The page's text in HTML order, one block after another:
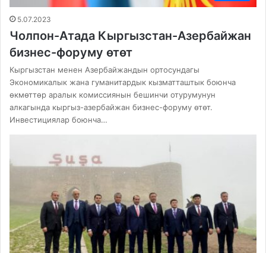
5.07.2023
Чолпон-Атада Кыргызстан-Азербайжан
бизнес-форуму өтөт
Кыргызстан менен Азербайжандын ортосундагы
Экономикалык жана гуманитардык кызматташтык боюнча
өкмөттөр аралык комиссиянын бешинчи отурумунун
алкагында кыргыз-азербайжан бизнес-форуму өтөт.
Инвестициялар боюнча…